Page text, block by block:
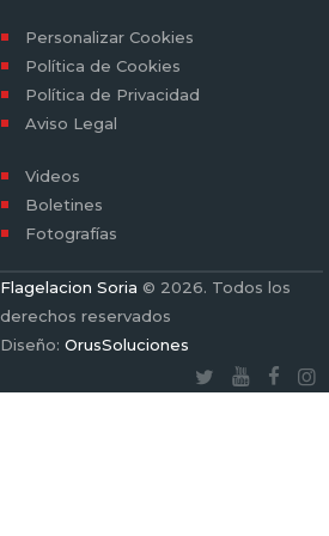
Personalizar Cookies
Política de Cookies
Política de Privacidad
Aviso Legal
Videos
Boletines
Fotografías
Flagelacion Soria © 2026. Todos los
derechos reservados
Diseño: OrusSoluciones